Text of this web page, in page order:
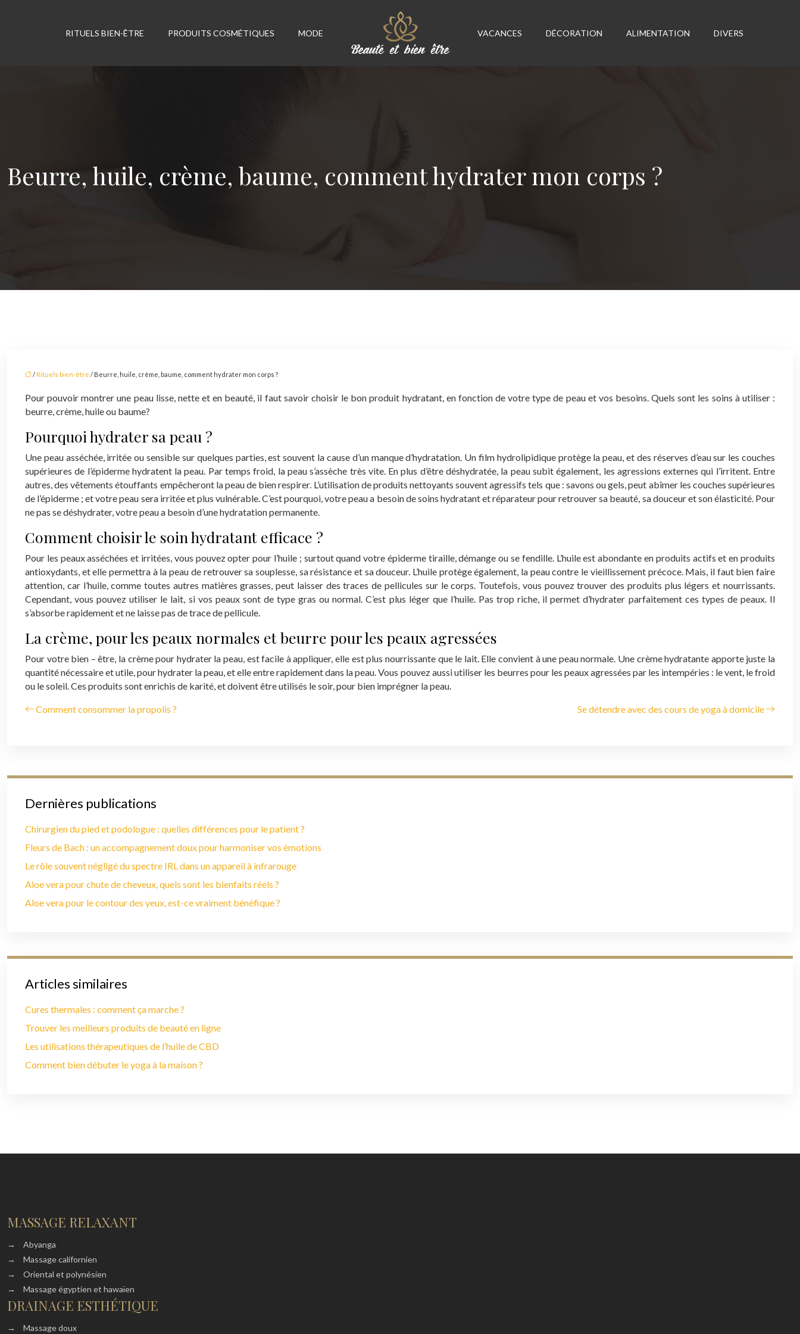
MODE
PRODUITS COSMÉTIQUES
RITUELS BIEN-ÊTRE VACANCES DÉCORATION ALIMENTATION DIVERS
Beurre, huile, crème, baume, comment hydrater mon corps ?
/ Rituels bien-être / Beurre, huile, crème, baume, comment hydrater mon corps ?
Pour pouvoir montrer une peau lisse, nette et en beauté, il faut savoir choisir le bon produit hydratant, en fonction de votre type de peau et vos besoins. Quels sont les soins à utiliser :
beurre, crème, huile ou baume?
Pourquoi hydrater sa peau ?
Une peau asséchée, irritée ou sensible sur quelques parties, est souvent la cause d’un manque d’hydratation. Un film hydrolipidique protège la peau, et des réserves d’eau sur les couches
supérieures de l’épiderme hydratent la peau. Par temps froid, la peau s’assèche très vite. En plus d’être déshydratée, la peau subit également, les agressions externes qui l’irritent. Entre
autres, des vêtements étouffants empêcheront la peau de bien respirer. L’utilisation de produits nettoyants souvent agressifs tels que : savons ou gels, peut abîmer les couches supérieures
de l’épiderme ; et votre peau sera irritée et plus vulnérable. C’est pourquoi, votre peau a besoin de soins hydratant et réparateur pour retrouver sa beauté, sa douceur et son élasticité. Pour
ne pas se déshydrater, votre peau a besoin d’une hydratation permanente.
Comment choisir le soin hydratant efficace ?
Pour les peaux asséchées et irritées, vous pouvez opter pour l’huile ; surtout quand votre épiderme tiraille, démange ou se fendille. L’huile est abondante en produits actifs et en produits
antioxydants, et elle permettra à la peau de retrouver sa souplesse, sa résistance et sa douceur. L’huile protège également, la peau contre le vieillissement précoce. Mais, il faut bien faire
attention, car l’huile, comme toutes autres matières grasses, peut laisser des traces de pellicules sur le corps. Toutefois, vous pouvez trouver des produits plus légers et nourrissants.
Cependant, vous pouvez utiliser le lait, si vos peaux sont de type gras ou normal. C’est plus léger que l’huile. Pas trop riche, il permet d’hydrater parfaitement ces types de peaux. Il
s’absorbe rapidement et ne laisse pas de trace de pellicule.
La crème, pour les peaux normales et beurre pour les peaux agressées
Pour votre bien – être, la crème pour hydrater la peau, est facile à appliquer, elle est plus nourrissante que le lait. Elle convient à une peau normale. Une crème hydratante apporte juste la
quantité nécessaire et utile, pour hydrater la peau, et elle entre rapidement dans la peau. Vous pouvez aussi utiliser les beurres pour les peaux agressées par les intempéries : le vent, le froid
ou le soleil. Ces produits sont enrichis de karité, et doivent être utilisés le soir, pour bien imprégner la peau.
Comment consommer la propolis ? Se détendre avec des cours de yoga à domicile
Dernières publications
Chirurgien du pied et podologue : quelles différences pour le patient ?
Fleurs de Bach : un accompagnement doux pour harmoniser vos émotions
Le rôle souvent négligé du spectre IRL dans un appareil à infrarouge
Aloe vera pour chute de cheveux, quels sont les bienfaits réels ?
Aloe vera pour le contour des yeux, est-ce vraiment bénéfique ?
Articles similaires
Cures thermales : comment ça marche ?
Trouver les meilleurs produits de beauté en ligne
Les utilisations thérapeutiques de l’huile de CBD
Comment bien débuter le yoga à la maison ?
MASSAGE RELAXANT
→
Abyanga
→
Massage californien
→
Oriental et polynésien
→
Massage égyptien et hawaïen
DRAINAGE ESTHÉTIQUE
→ Massage doux